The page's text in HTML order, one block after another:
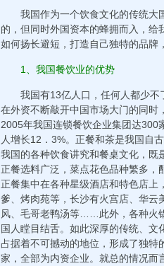
我国作为一个饮食文化的传统大
的，但同时外国资本的蜂拥而入，给
如何扬长避短，打造自己独特的品牌
1、我国餐饮业的优势
我国有13亿人口，任何人都少不
在外资不断敲开中国市场大门的同时
2005年我国连锁餐饮企业集团达300
人增长12．3%。正餐和茶是我国自
我国的各种饮食讲究和餐桌文化，既
正餐选料广泛，菜点花色品种繁多，
正餐集中在各种星级酒店和特色店
爹、烤肉苑等，长沙有火宫店、华云
风、毛哥老鸭汤等……此外，各种火
国人瞠目结舌。如此深厚的传统、
占据着不可撼动的地位，形成了独特
家，全部为内资企业。就总的情况而